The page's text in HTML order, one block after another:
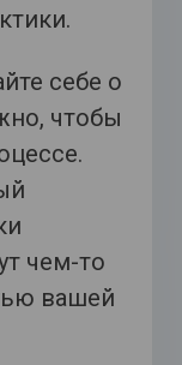
себе о
чтобы
чем-то
вашей